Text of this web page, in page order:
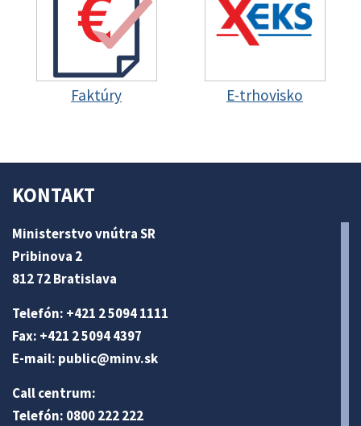
Faktúry E-trhovisko
KONTAKT
Ministerstvo vnútra SR
Pribinova 2
812 72 Bratislava
Telefón: +421 2 5094 1111
Fax: +421 2 5094 4397
E-mail: public@minv.sk
Call centrum:
Telefón: 0800 222 222